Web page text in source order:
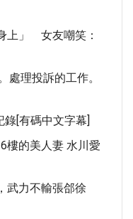
上」 女友嘲笑：
處理投訴的工作。
錄[有碼中文字幕]
樓的美人妻 水川愛
武力不輸張郃徐